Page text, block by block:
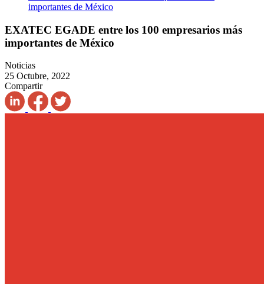
importantes de México
EXATEC EGADE entre los 100 empresarios más
importantes de México
Noticias
25 Octubre, 2022
Compartir